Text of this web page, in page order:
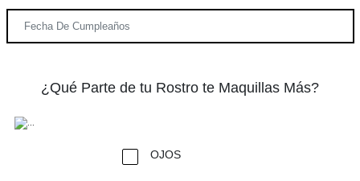
¿Qué Parte de tu Rostro te Maquillas Más?
OJOS